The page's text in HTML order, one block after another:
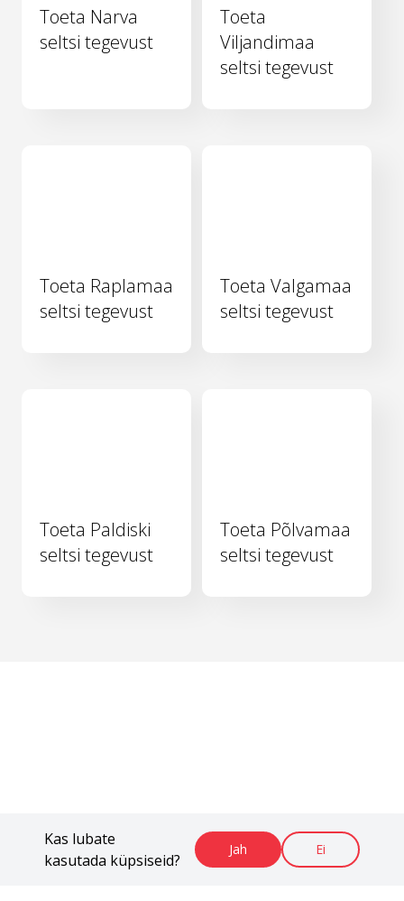
Kas lubate
kasutada küpsiseid?
Jah Ei
Toeta Narva
seltsi tegevust
Toeta
Viljandimaa
seltsi tegevust
Toeta Raplamaa
seltsi tegevust
Toeta Valgamaa
seltsi tegevust
Toeta Paldiski
seltsi tegevust
Toeta Põlvamaa
seltsi tegevust